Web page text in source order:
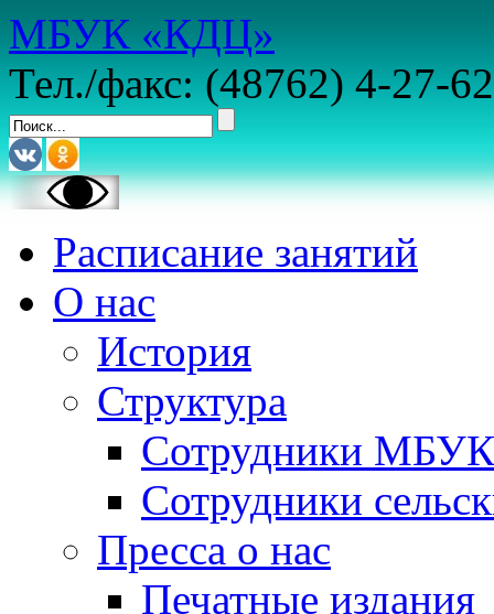
МБУК «КДЦ»
Тел./факс: (48762) 4-27-62
Расписание занятий
О нас
История
Структура
Сотрудники
Сотрудники
Пресса о нас
Печатные издания